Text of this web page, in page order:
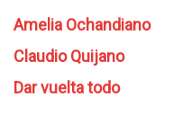
n
Amelia Ochandiano
Claudio Quijano
Dar vuelta todo